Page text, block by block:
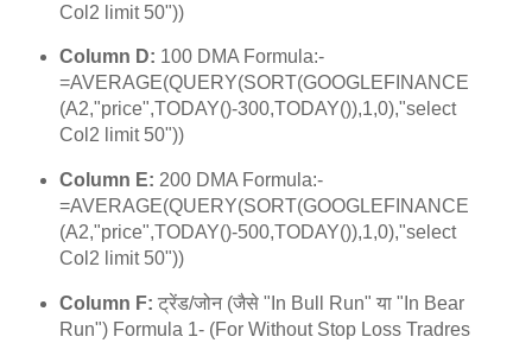
Col2 limit 50"))
Column D: 100 DMA Formula:-
=AVERAGE(QUERY(SORT(GOOGLEFINANCE
(A2,"price",TODAY()-300,TODAY()),1,0),"select
Col2 limit 50"))
Column E: 200 DMA Formula:-
=AVERAGE(QUERY(SORT(GOOGLEFINANCE
(A2,"price",TODAY()-500,TODAY()),1,0),"select
Col2 limit 50"))
Column F: ट्रेंड/जोन (जैसे "In Bull Run" या "In Bear
Run") Formula 1- (For Without Stop Loss Tradres